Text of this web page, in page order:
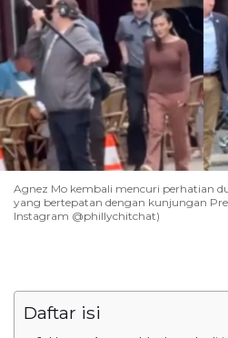
Agnez Mo kembali mencuri perhatian
yang bertepatan dengan kunjungan
Instagram @phillychitchat)
Daftar isi